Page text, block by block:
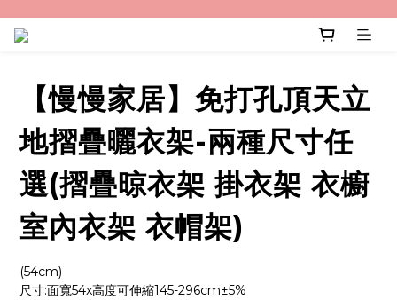
【慢慢家居】免打孔頂天立
地摺疊曬衣架-兩種尺寸任
選(摺疊晾衣架 掛衣架 衣櫥
室內衣架 衣帽架)
(54cm)
尺寸:面寬54x高度可伸縮145-296cm±5%